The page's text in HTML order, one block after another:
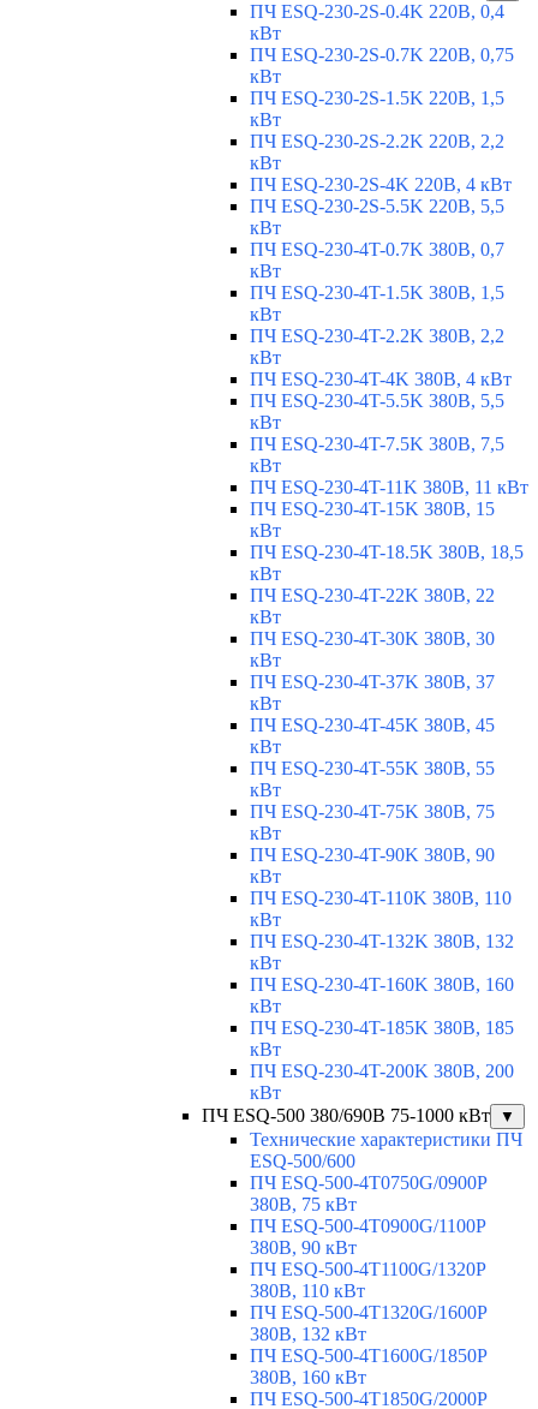
ПЧ ESQ-230-2S-0.4K 220В, 0,4
кВт
ПЧ ESQ-230-2S-0.7K 220В, 0,75
кВт
ПЧ ESQ-230-2S-1.5K 220В, 1,5
кВт
ПЧ ESQ-230-2S-2.2K 220В, 2,2
кВт
ПЧ ESQ-230-2S-4K 220В, 4 кВт
ПЧ ESQ-230-2S-5.5K 220В, 5,5
кВт
ПЧ ESQ-230-4T-0.7K 380В, 0,7
кВт
ПЧ ESQ-230-4T-1.5K 380В, 1,5
кВт
ПЧ ESQ-230-4T-2.2K 380В, 2,2
кВт
ПЧ ESQ-230-4T-4K 380В, 4 кВт
ПЧ ESQ-230-4T-5.5K 380В, 5,5
кВт
ПЧ ESQ-230-4T-7.5K 380В, 7,5
кВт
ПЧ ESQ-230-4T-11K 380В, 11 кВт
ПЧ ESQ-230-4T-15K 380В, 15
кВт
ПЧ ESQ-230-4T-18.5K 380В, 18,5
кВт
ПЧ ESQ-230-4T-22K 380В, 22
кВт
ПЧ ESQ-230-4T-30K 380В, 30
кВт
ПЧ ESQ-230-4T-37K 380В, 37
кВт
ПЧ ESQ-230-4T-45K 380В, 45
кВт
ПЧ ESQ-230-4T-55K 380В, 55
кВт
ПЧ ESQ-230-4T-75K 380В, 75
кВт
ПЧ ESQ-230-4T-90K 380В, 90
кВт
ПЧ ESQ-230-4T-110K 380В, 110
кВт
ПЧ ESQ-230-4T-132K 380В, 132
кВт
ПЧ ESQ-230-4T-160K 380В, 160
кВт
ПЧ ESQ-230-4T-185K 380В, 185
кВт
ПЧ ESQ-230-4T-200K 380В, 200
кВт
ПЧ ESQ-500 380/690В 75-1000 кВт
▼
Технические характеристики ПЧ
ESQ-500/600
ПЧ ESQ-500-4T0750G/0900P
380В, 75 кВт
ПЧ ESQ-500-4T0900G/1100P
380В, 90 кВт
ПЧ ESQ-500-4T1100G/1320P
380В, 110 кВт
ПЧ ESQ-500-4T1320G/1600P
380В, 132 кВт
ПЧ ESQ-500-4T1600G/1850P
380В, 160 кВт
ПЧ ESQ-500-4T1850G/2000P